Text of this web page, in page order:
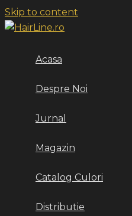
Skip to content
Acasa
Despre Noi
Jurnal
Magazin
Catalog Culori
Distributie